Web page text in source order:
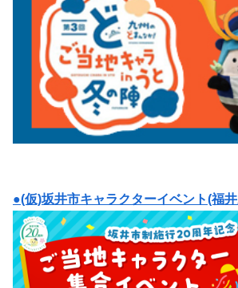
●(仮)坂井市キャラクターイベント(福